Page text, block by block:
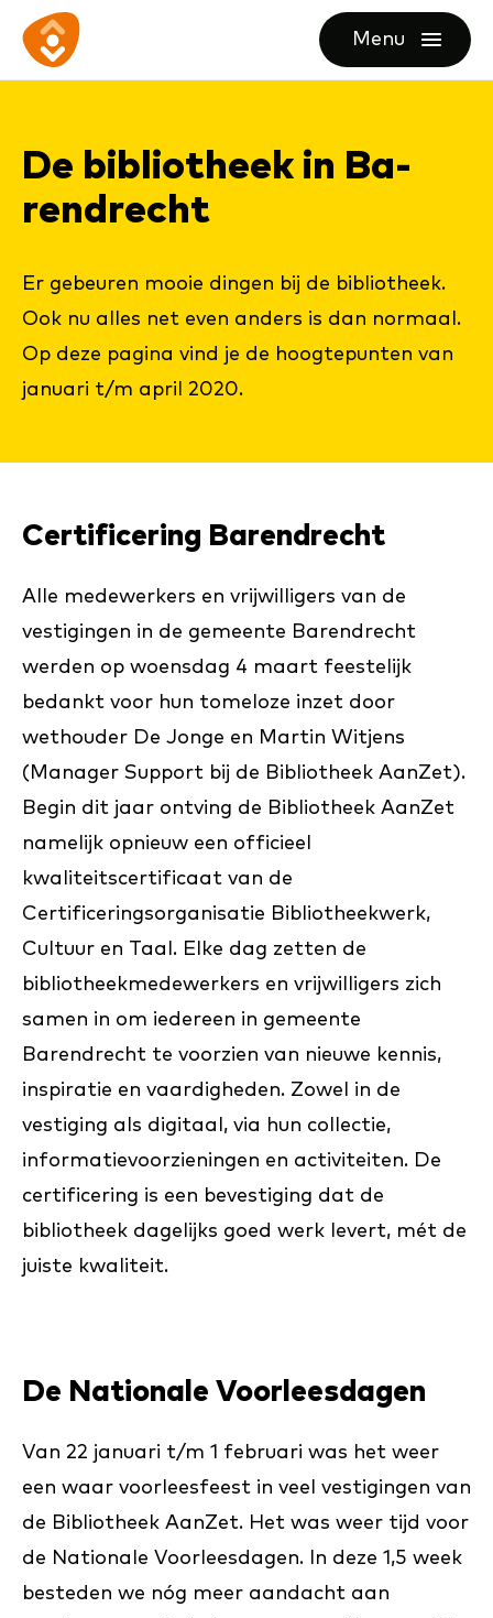
direct
content
direct
footer
Ga
naar
Menu
openen
De bi­bli­o­theek in Ba­
rend­recht
Er gebeuren mooie dingen bij de bibliotheek.
Ook nu alles net even anders is dan normaal.
Op deze pagina vind je de hoogtepunten van
januari t/m april 2020.
Certificering Barendrecht
Alle medewerkers en vrijwilligers van de
vestigingen in de gemeente Barendrecht
werden op woensdag 4 maart feestelijk
bedankt voor hun tomeloze inzet door
wethouder De Jonge en Martin Witjens
(Manager Support bij de Bibliotheek AanZet).
Begin dit jaar ontving de Bibliotheek AanZet
namelijk opnieuw een officieel
kwaliteitscertificaat van de
Certificeringsorganisatie Bibliotheekwerk,
Cultuur en Taal. Elke dag zetten de
bibliotheekmedewerkers en vrijwilligers zich
samen in om iedereen in gemeente
Barendrecht te voorzien van nieuwe kennis,
inspiratie en vaardigheden. Zowel in de
vestiging als digitaal, via hun collectie,
informatievoorzieningen en activiteiten. De
certificering is een bevestiging dat de
bibliotheek dagelijks goed werk levert, mét de
juiste kwaliteit.
De Nationale Voorleesdagen
Van 22 januari t/m 1 februari was het weer
een waar voorleesfeest in veel vestigingen van
de Bibliotheek AanZet. Het was weer tijd voor
de Nationale Voorleesdagen. In deze 1,5 week
besteden we nóg meer aandacht aan